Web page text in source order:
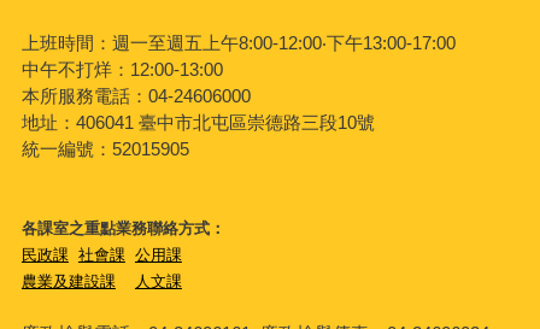
上班時間：週一至週五上午8:00-12:00‧下午13:00-17:00
中午不打烊：12:00-13:00
本所服務電話：04-24606000
地址：406041 臺中市北屯區崇德路三段10號
統一編號：52015905
各課室之重點業務聯絡方式：
民政課 社會課 公用課
農業及建設課
人文課